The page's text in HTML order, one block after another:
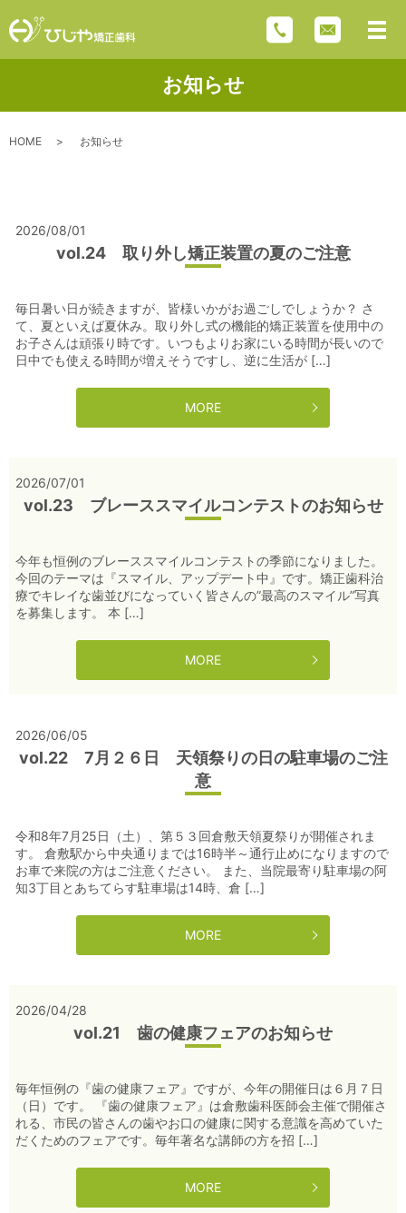
お知らせ
HOME お知らせ
2026/08/01
vol.24 取り外し矯正装置の夏のご注意
毎日暑い日が続きますが、皆様いかがお過ごしでしょうか？ さ
て、夏といえば夏休み。取り外し式の機能的矯正装置を使用中の
お子さんは頑張り時です。いつもよりお家にいる時間が長いので
日中でも使える時間が増えそうですし、逆に生活が […]
MORE
2026/07/01
vol.23 ブレーススマイルコンテストのお知らせ
今年も恒例のブレーススマイルコンテストの季節になりました。
今回のテーマは『スマイル、アップデート中』です。矯正歯科治
療でキレイな歯並びになっていく皆さんの”最高のスマイル”写真
を募集します。 本 […]
MORE
2026/06/05
vol.22 7月２６日 天領祭りの日の駐車場のご注
意
令和8年7月25日（土）、第５３回倉敷天領夏祭りが開催されま
す。 倉敷駅から中央通りまでは16時半～通行止めになりますので
お車で来院の方はご注意ください。 また、当院最寄り駐車場の阿
知3丁目とあちてらす駐車場は14時、倉 […]
MORE
2026/04/28
vol.21 歯の健康フェアのお知らせ
毎年恒例の『歯の健康フェア』ですが、今年の開催日は６月７日
（日）です。 『歯の健康フェア』は倉敷歯科医師会主催で開催さ
れる、市民の皆さんの歯やお口の健康に関する意識を高めていた
だくためのフェアです。毎年著名な講師の方を招 […]
MORE